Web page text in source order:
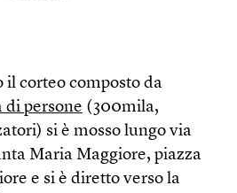
il corteo composto da
persone (300mila,
si è mosso lungo via
Maria Maggiore, piazza
e si è diretto verso la